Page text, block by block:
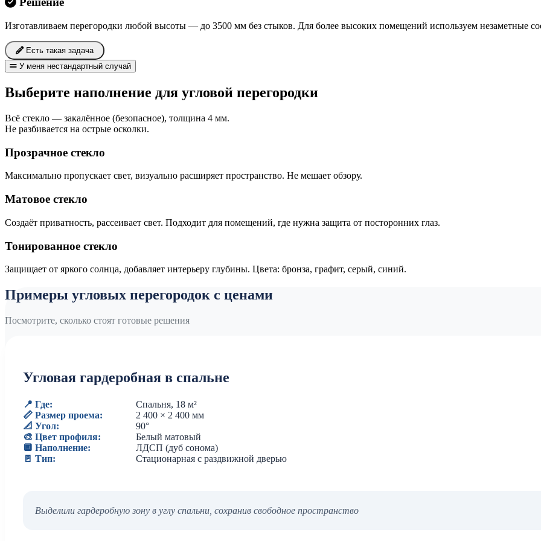
Изготавливаем перегородки любой высоты — до 3500 мм без стыков. Для более высоких помещений используем незаметные
Есть такая задача
У меня нестандартный случай
Выберите наполнение для угловой перегородки
Всё стекло — закалённое (безопасное), толщина 4 мм.
Не разбивается на острые осколки.
Прозрачное стекло
Максимально пропускает свет, визуально расширяет пространство. Не мешает обзору.
Матовое стекло
Создаёт приватность, рассеивает свет. Подходит для помещений, где нужна защита от посторонних глаз.
Тонированное стекло
Защищает от яркого солнца, добавляет интерьеру глубины. Цвета: бронза, графит, серый, синий.
Примеры угловых перегородок с ценами
Посмотрите, сколько стоят готовые решения
Угловая гардеробная в спальне
📍 Где:
Спальня, 18 м²
📏 Размер проема:
2 400 × 2 400 мм
📐 Угол:
90°
🎨 Цвет профиля:
Белый матовый
🔲 Наполнение:
ЛДСП (дуб сонома)
🚪 Тип:
Стационарная с раздвижной дверью
Выделили гардеробную зону в углу спальни, сохранив свободное пространство